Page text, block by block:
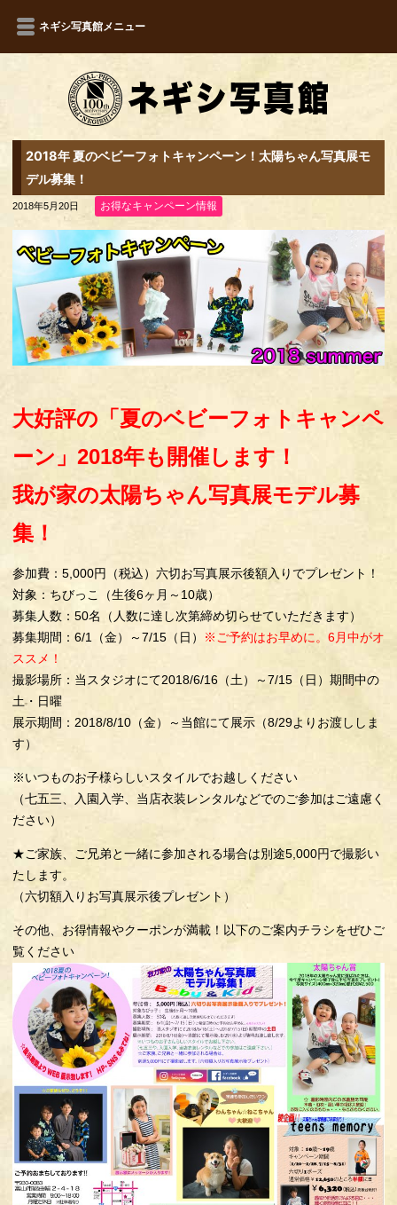
ネギシ写真館メニュー
2018年 夏のベビーフォトキャンペーン！太陽ちゃん写真展モ
デル募集！
2018年5月20日 お得なキャンペーン情報
大好評の「夏のベビーフォトキャンペ
ーン」2018年も開催します！
我が家の太陽ちゃん写真展モデル募
集！
参加費：5,000円（税込）六切お写真展示後額入りでプレゼント！
対象：ちびっこ（生後6ヶ月～10歳）
募集人数：50名（人数に達し次第締め切らせていただきます）
募集期間：6/1（金）～7/15（日）
※ご予約はお早めに。6月中がオ
ススメ！
撮影場所：当スタジオにて2018/6/16（土）～7/15（日）期間中の
土・日曜
展示期間：2018/8/10（金）～当館にて展示（8/29よりお渡ししま
す）
※いつものお子様らしいスタイルでお越しください
（七五三、入園入学、当店衣装レンタルなどでのご参加はご遠慮く
ださい）
★ご家族、ご兄弟と一緒に参加される場合は別途5,000円で撮影い
たします。
（六切額入りお写真展示後プレゼント）
その他、お得情報やクーポンが満載！以下のご案内チラシをぜひご
覧ください